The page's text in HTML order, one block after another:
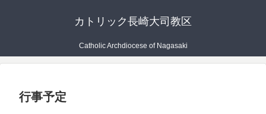
カトリック長崎大司教区
Catholic Archdiocese of Nagasaki
行事予定